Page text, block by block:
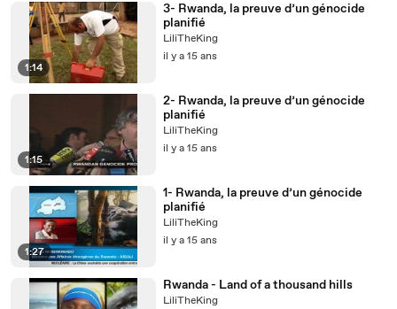
1:14
3- Rwanda, la preuve d’un génocide
planifié
LiliTheKing
il y a 15 ans
1:15
2- Rwanda, la preuve d’un génocide
planifié
LiliTheKing
il y a 15 ans
1:27
1- Rwanda, la preuve d’un génocide
planifié
LiliTheKing
il y a 15 ans
Rwanda - Land of a thousand hills
LiliTheKing